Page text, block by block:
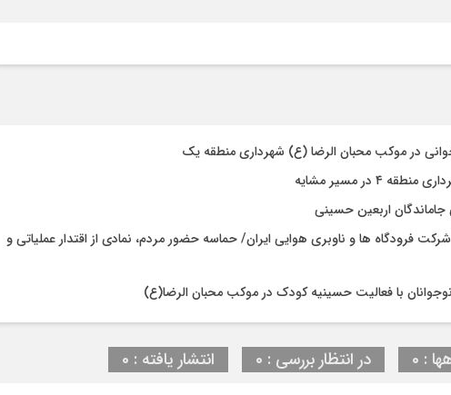
خوانی در موکب محبان الرضا (ع) شهرداری منطقه یک
در مسیر مشایه
اربعین حسینی
فرودگاه ها و ناوبری هوایی ایران/ حماسه حضور مردم، نمادی از اقتدار عملیاتی و
با فعالیت حسینیه کودک در موکب محبان الرضا(ع)
: 0 در انتظار بررسی : 0 انتشار یافته : 0